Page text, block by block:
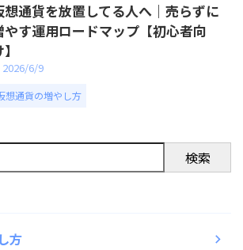
想通貨を放置してる人へ｜売らずに
やす運用ロードマップ【初心者向
2026/6/9
想通貨の増やし方
検索
方